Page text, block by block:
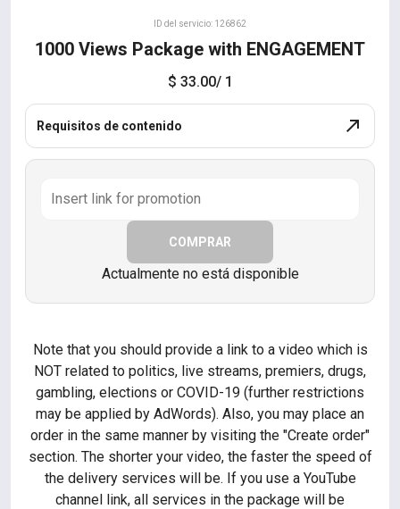
ID del servicio: 126862
1000 Views Package with ENGAGEMENT
$ 33.00/ 1
Requisitos de contenido
COMPRAR
Actualmente no está disponible
Note that you should provide a link to a video which is
NOT related to politics, live streams, premiers, drugs,
gambling, elections or COVID-19 (further restrictions
may be applied by AdWords). Also, you may place an
order in the same manner by visiting the "Create order"
section. The shorter your video, the faster the speed of
the delivery services will be. If you use a YouTube
channel link, all services in the package will be